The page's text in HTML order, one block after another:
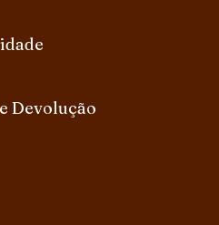
Devolução